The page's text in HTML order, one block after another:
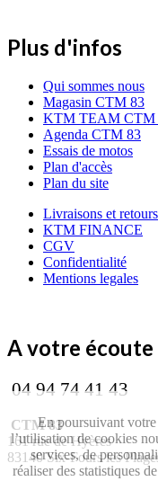
Plus d'infos
Qui sommes nous
Magasin CTM 83
KTM TEAM CTM
Agenda CTM 83
Essais de motos
Plan d'accès
Plan du site
Livraisons et retours
KTM FINANCE
CGV
Confidentialité
Mentions legales
A votre écoute
04 94 74 41 43
CTM 83
161 rue de Hyères
83140 Six-Fours les
En poursuivant
l’utilisation de cookies
services, de
réaliser des statistiques